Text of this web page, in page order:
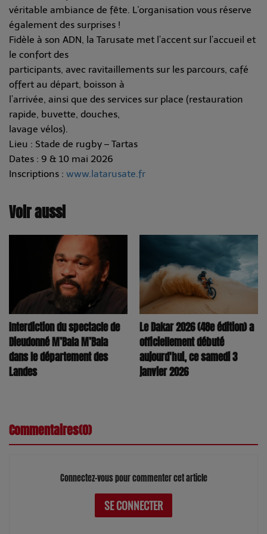
véritable ambiance de fête. L'organisation vous réserve
également des surprises !
Fidèle à son ADN, la Tarusate met l’accent sur l’accueil et
le confort des
participants, avec ravitaillements sur les parcours, café
offert au départ, boisson à
l’arrivée, ainsi que des services sur place (restauration
rapide, buvette, douches,
lavage vélos).
Lieu : Stade de rugby – Tartas
Dates : 9 & 10 mai 2026
Inscriptions : www.latarusate.fr
Voir aussi
Interdiction du spectacle de
Dieudonné M’Bala M’Bala
dans le département des
Landes
Le Dakar 2026 (48e édition) a
officiellement débuté
aujourd'hui, ce samedi 3
janvier 2026
Commentaires(0)
Connectez-vous pour commenter cet article
SE CONNECTER